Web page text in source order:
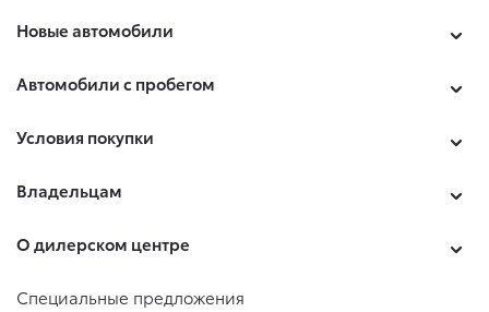
Новые автомобили
Автомобили с пробегом
Условия покупки
Владельцам
О дилерском центре
Специальные предложения